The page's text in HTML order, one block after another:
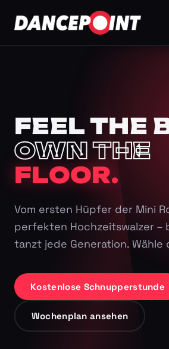
FEEL THE
OWN THE
FLOOR.
Vom ersten Hüpfer der Mini
perfekten Hochzeitswalzer –
tanzt jede Generation. Wähle
Kostenlose Schnupperstunde
Wochenplan ansehen